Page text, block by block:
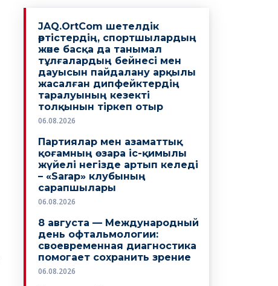
JAQ.OrtCom шетелдік
әртістердің, спортшылардың
және басқа да танымал
тұлғалардың бейнесі мен
дауысын пайдалану арқылы
жасалған дипфейктердің
таралуының кезекті
толқынын тіркеп отыр
06.08.2026
Партиялар мен азаматтық
қоғамның өзара іс-қимылы
жүйелі негізде артып келеді
– «Sarap» клубының
сарапшылары
06.08.2026
8 августа — Международный
день офтальмологии:
своевременная диагностика
помогает сохранить зрение
06.08.2026